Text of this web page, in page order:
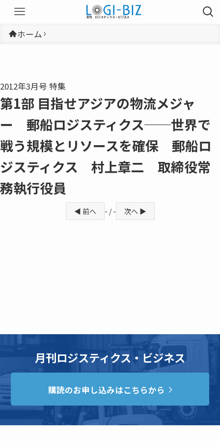
ホーム
2012年3月号 特集
第1部 目指せアジアの物流メジャ
ー 郵船ロジスティクス──世界で
戦う規模とリソースを確保 郵船ロ
ジスティクス 村上章二 取締役常
務執行役員
◀ 前へ - / - 次へ ▶
月刊ロジスティクス・ビジネス
購読のお申し込みはこちらから